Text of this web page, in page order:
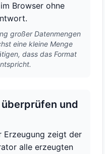
Browser ohne
großer Datenmengen
eine kleine Menge
dass das Format
und
Erzeugung zeigt der
alle erzeugten